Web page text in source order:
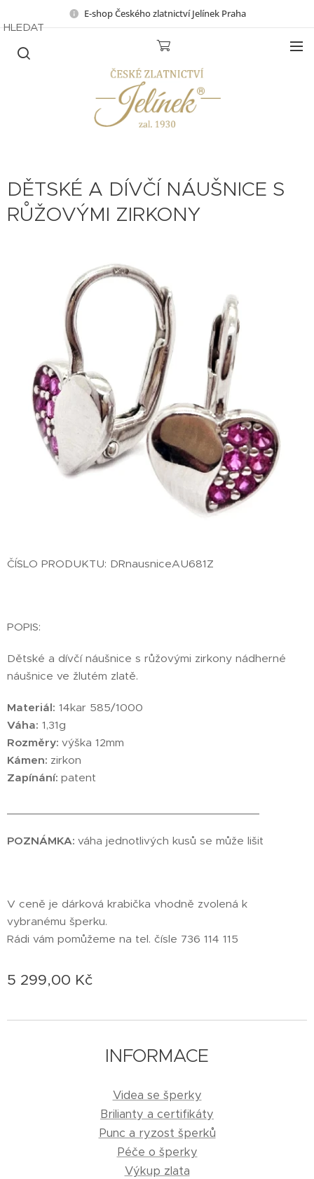
E-shop Českého zlatnictví Jelínek Praha
HLEDAT
DĚTSKÉ A DÍVČÍ NÁUŠNICE S
RŮŽOVÝMI ZIRKONY
ČÍSLO PRODUKTU: DRnausniceAU681Z
POPIS:
Dětské a dívčí náušnice s růžovými zirkony nádherné
náušnice ve žlutém zlatě.
Materiál: 14kar 585/1000
Váha: 1,31g
Rozměry: výška 12mm
Kámen: zirkon
Zapínání: patent
POZNÁMKA: váha jednotlivých kusů se může lišit
V ceně je dárková krabička vhodně zvolená k
vybranému šperku.
Rádi vám pomůžeme na tel. čísle 736 114 115
5 299,00 Kč
INFORMACE
Videa se šperky
Brilianty a certifikáty
Punc a ryzost šperků
Péče o šperky
Výkup zlata